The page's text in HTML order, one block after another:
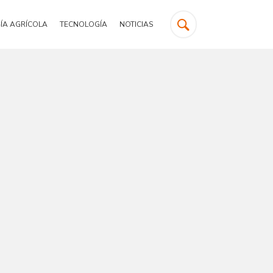
AGRÍCOLA TECNOLOGÍA NOTICIAS